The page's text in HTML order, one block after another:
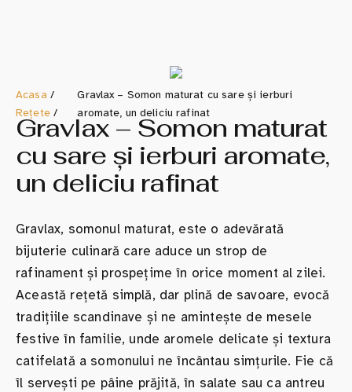
Acasa/
Rețete/
Gravlax – Somon maturat cu sare și ierburi
aromate, un deliciu rafinat
Gravlax – Somon maturat
cu sare și ierburi aromate,
un deliciu rafinat
Gravlax, somonul maturat, este o adevărată
bijuterie culinară care aduce un strop de
rafinament și prospețime în orice moment al zilei.
Această rețetă simplă, dar plină de savoare, evocă
tradițiile scandinave și ne amintește de mesele
festive în familie, unde aromele delicate și textura
catifelată a somonului ne încântau simțurile. Fie că
îl servești pe pâine prăjită, în salate sau ca antreu